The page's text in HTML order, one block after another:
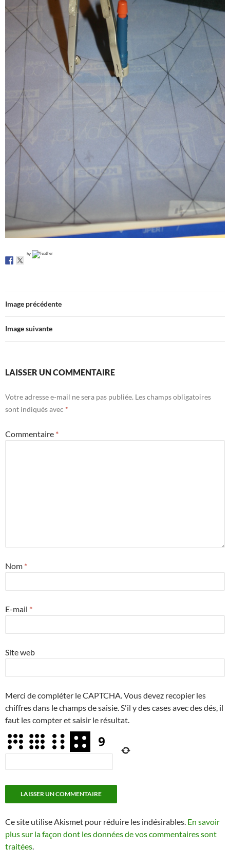
by
Image précédente
Image suivante
LAISSER UN COMMENTAIRE
Votre adresse e-mail ne sera pas publiée. Les champs obligatoires
sont indiqués avec *
Commentaire *
Nom *
E-mail *
Site web
Merci de compléter le CAPTCHA. Vous devez recopier les
chiffres dans le champs de saisie. S'il y des cases avec des dés, il
faut les compter et saisir le résultat.
Ce site utilise Akismet pour réduire les indésirables. En savoir
plus sur la façon dont les données de vos commentaires sont
traitées